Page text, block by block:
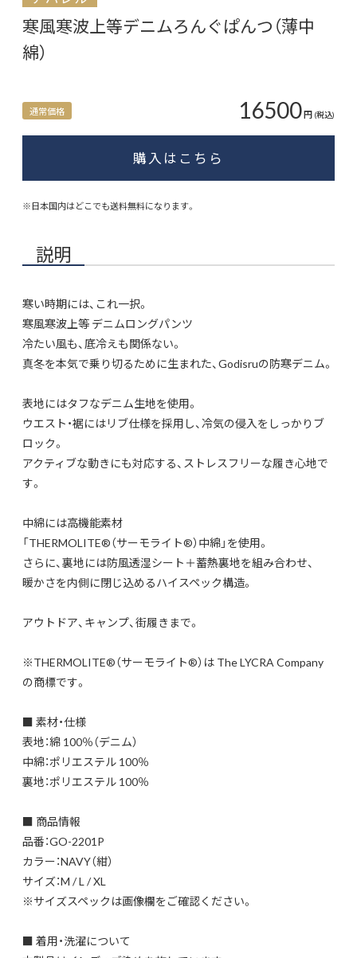
寒風寒波上等デニムろんぐぱんつ（薄中
綿）
通常価格 16500円 (税込)
購入はこちら
※日本国内はどこでも送料無料になります。
説明
寒い時期には、これ一択。
寒風寒波上等 デニムロングパンツ
冷たい風も、底冷えも関係ない。
真冬を本気で乗り切るために生まれた、Godisruの防寒デニム。
表地にはタフなデニム生地を使用。
ウエスト・裾にはリブ仕様を採用し、冷気の侵入をしっかりブ
ロック。
アクティブな動きにも対応する、ストレスフリーな履き心地で
す。
中綿には高機能素材
「THERMOLITE®（サーモライト®）中綿」を使用。
さらに、裏地には防風透湿シート＋蓄熱裏地を組み合わせ、
暖かさを内側に閉じ込めるハイスペック構造。
アウトドア、キャンプ、街履きまで。
※THERMOLITE®（サーモライト®）は The LYCRA Company
の商標です。
■ 素材・仕様
表地：綿 100％（デニム）
中綿：ポリエステル 100％
裏地：ポリエステル 100％
■ 商品情報
品番：GO-2201P
カラー：NAVY（紺）
サイズ：M / L / XL
※サイズスペックは画像欄をご確認ください。
■ 着用・洗濯について